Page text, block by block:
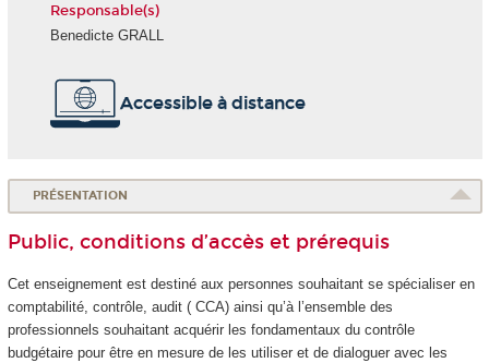
Responsable(s)
Benedicte GRALL
Accessible à distance
PRÉSENTATION
Public, conditions d’accès et prérequis
Cet enseignement est destiné aux personnes souhaitant se spécialiser en
comptabilité, contrôle, audit ( CCA) ainsi qu’à l’ensemble des
professionnels souhaitant acquérir les fondamentaux du contrôle
budgétaire pour être en mesure de les utiliser et de dialoguer avec les